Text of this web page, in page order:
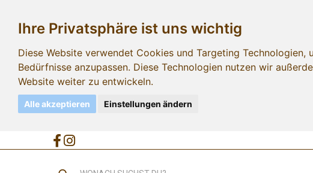
Ihre Privatsphäre ist uns wichtig
Diese Website verwendet Cookies und Targeting
Bedürfnisse anzupassen. Diese Technologien nutzen wir
Website weiter zu entwickeln.
Alle akzeptieren Einstellungen ändern